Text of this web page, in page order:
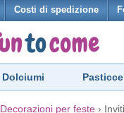
Costi di spedizione
Dolciumi
Decorazioni per feste › Inviti